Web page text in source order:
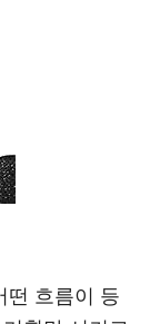
떤 흐름이 등